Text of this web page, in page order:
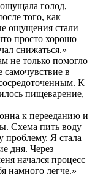
голод,
того, как
ощущения стали
просто хорошо
снижаться.»
не только помогло
в
К
пищеварение,
к перееданию и
Схема пить воду
проблему. Я стала
дня. Через
начался процесс
намного легче.»